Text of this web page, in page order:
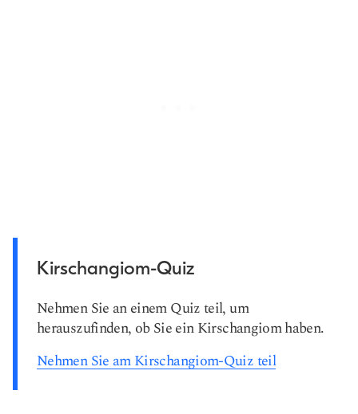
Kirschangiom-Quiz
Nehmen Sie an einem Quiz teil, um
herauszufinden, ob Sie ein Kirschangiom haben.
Nehmen Sie am Kirschangiom-Quiz teil